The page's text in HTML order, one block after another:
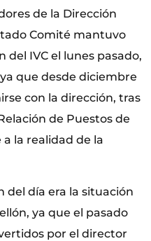
de la Dirección
Comité mantuvo
del IVC el lunes pasado,
que desde diciembre
con la dirección, tras
de Puestos de
la realidad de la
del día era la situación
ya que el pasado
por el director